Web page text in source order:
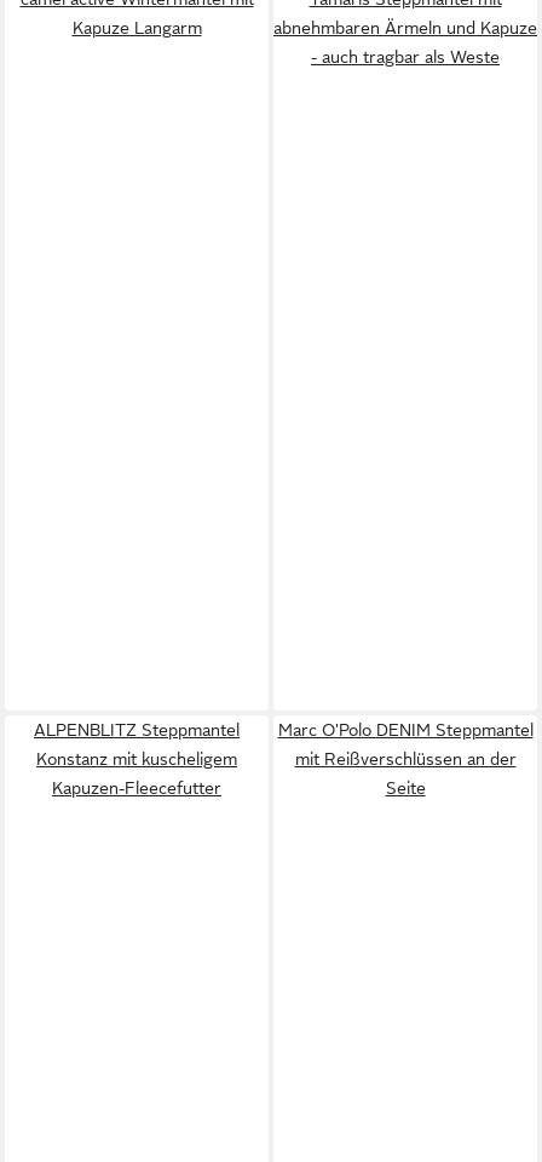
Kapuze Langarm
abnehmbaren Ärmeln und Kapuze
- auch tragbar als Weste
ALPENBLITZ Steppmantel
Konstanz mit kuscheligem
Kapuzen-Fleecefutter
Marc O'Polo DENIM Steppmantel
mit Reißverschlüssen an der
Seite